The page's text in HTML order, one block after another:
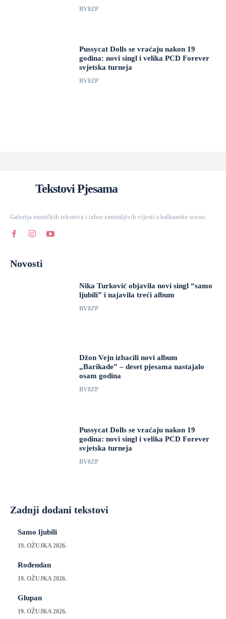
BV8ZP
Pussycat Dolls se vraćaju nakon 19
godina: novi singl i velika PCD Forever
svjetska turneja
BV8ZP
Tekstovi Pjesama
Galerija muzičkih tekstova i izbor zanimljivih vijesti s balkanske scene.
Novosti
Nika Turković objavila novi singl “samo
ljubili” i najavila treći album
BV8ZP
Džon Vejn izbacili novi album
„Barikade” – deset pjesama nastajalo
osam godina
BV8ZP
Pussycat Dolls se vraćaju nakon 19
godina: novi singl i velika PCD Forever
svjetska turneja
BV8ZP
Zadnji dodani tekstovi
Samo ljubili
19. OŽUJKA 2026.
Rođendan
19. OŽUJKA 2026.
Glupan
19. OŽUJKA 2026.